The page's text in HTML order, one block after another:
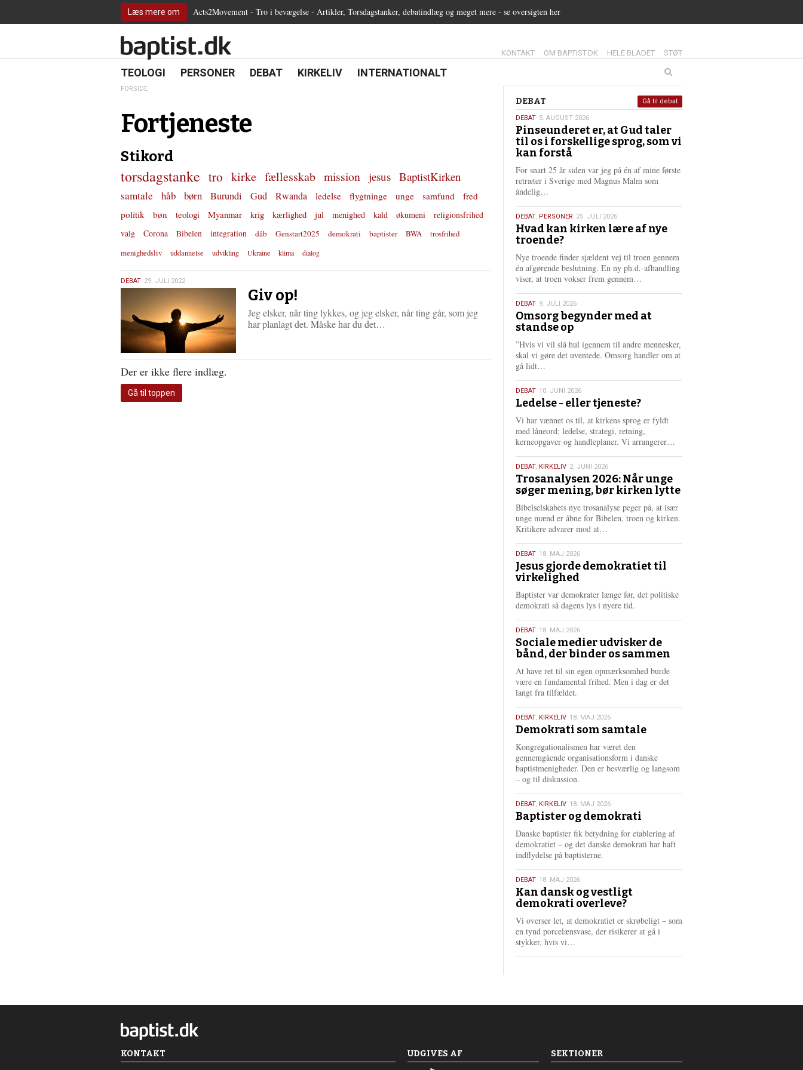
gå
for
6.0:
Internationalt
Læs mere om Acts2Movement - Tro i bevægelse - Artikler, Torsdagstanker, debatindlæg og meget mere - se oversigten her
13.0:
KONTAKT 14.0:
OM BAPTIST.DK 15.0:
HELE BLADET 16.0:
STØT
18.0:
TEOLOGI 19.0:
PERSONER 20.0:
DEBAT 21.0:
KIRKELIV 22.0:
INTERNATIONALT
FORSIDE
Fortjeneste
Stikord
torsdagstanke tro kirke fællesskab mission jesus BaptistKirken
samtale håb børn Burundi Gud Rwanda ledelse flygtninge unge samfund
fred
politik
bøn teologi Myanmar krig kærlighed jul menighed kald økumeni
religionsfrihed
valg
Corona Bibelen integration dåb Genstart2025 demokrati baptister BWA
trosfrihed
menighedsliv
uddannelse udvikling Ukraine klima dialog
29.
2022
DEBAT 29. JULI 2022
Giv op!
Jeg elsker, når ting lykkes, og jeg elsker, når ting går, som jeg
har planlagt det. Måske har du det…
m
Der er ikke flere indlæg.
Gå til toppen
Debat
DEBAT
5.
august
2026
DEBAT 5. AUGUST 2026
Pinseunderet er, at Gud taler
til os i forskellige sprog, som vi
kan forstå
For snart 25 år siden var jeg på én af mine første
retræter i Sverige med Magnus Malm som
åndelig…
s
m
e
r
e
25.
juli
2026
DEBAT, PERSONER 25. JULI 2026
Hvad kan kirken lære af nye
troende?
Nye troende finder sjældent vej til troen gennem
én afgørende beslutning. En ny ph.d.-afhandling
viser, at troen vokser frem gennem…
e
e
9.
juli
2026
DEBAT 9. JULI 2026
Omsorg begynder med at
standse op
”Hvis vi vil slå hul igennem til andre mennesker,
skal vi gøre det uventede. Omsorg handler om at
gå lidt…
s
e
r
e
10.
juni
2026
DEBAT 10. JUNI 2026
Ledelse - eller tjeneste?
Vi har vænnet os til, at kirkens sprog er fyldt
med låneord: ledelse, strategi, retning,
kerneopgaver og handleplaner. Vi arrangerer…
r
e
2.
juni
2026
DEBAT, KIRKELIV 2. JUNI 2026
Trosanalysen 2026: Når unge
søger mening, bør kirken lytte
Bibelselskabets nye trosanalyse peger på, at især
unge mænd er åbne for Bibelen, troen og kirken.
Kritikere advarer mod at…
e
e
18.
maj
2026
DEBAT 18. MAJ 2026
Jesus gjorde demokratiet til
virkelighed
Baptister var demokrater længe før, det politiske
demokrati så dagens lys i nyere tid.
18.
maj
2026
DEBAT 18. MAJ 2026
Sociale medier udvisker de
bånd, der binder os sammen
At have ret til sin egen opmærksomhed burde
være en fundamental frihed. Men i dag er det
langt fra tilfældet.
18.
maj
2026
DEBAT, KIRKELIV 18. MAJ 2026
Demokrati som samtale
Kongregationalismen har været den
gennemgående organisationsform i danske
baptistmenigheder. Den er besværlig og langsom
– og til diskussion.
18.
maj
2026
DEBAT, KIRKELIV 18. MAJ 2026
Baptister og demokrati
Danske baptister fik betydning for etablering af
demokratiet – og det danske demokrati har haft
indflydelse på baptisterne.
18.
maj
2026
DEBAT 18. MAJ 2026
Kan dansk og vestligt
demokrati overleve?
Vi overser let, at demokratiet er skrøbeligt – som
en tynd porcelænsvase, der risikerer at gå i
stykker, hvis vi…
e
Gå til debat
KONTAKT UDGIVES AF SEKTIONER